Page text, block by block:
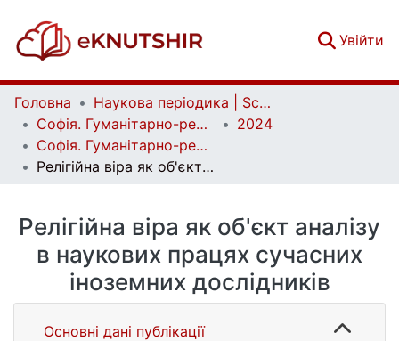
Увійти
Головна
Наукова періодика | Scientific periodicals
Софія. Гуманітарно-релігієзнавчий вісник | Sophia. Human and Religious Studies Bulletin
2024
Софія. Гуманітарно-релігієзнавчий вісник. № 1 (23)
Релігійна віра як об'єкт аналізу в наукових працях сучасних іноземних дослідників
Релігійна віра як об'єкт аналізу
в наукових працях сучасних
іноземних дослідників
Основні дані публікації